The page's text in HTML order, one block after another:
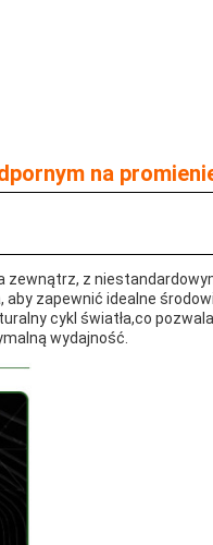
na
zewnątrz, z
zapewnić idealne
cykl światła,co
wydajność.